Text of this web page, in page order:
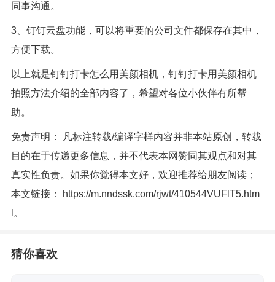
同事沟通。
3、钉钉云盘功能，可以将重要的公司文件都保存在其中，
方便下载。
以上就是钉钉打卡怎么用美颜相机，钉钉打卡用美颜相机
拍照方法介绍的全部内容了，希望对各位小伙伴有所帮
助。
免责声明： 凡标注转载/编译字样内容并非本站原创，转载
目的在于传递更多信息，并不代表本网赞同其观点和对其
真实性负责。如果你觉得本文好，欢迎推荐给朋友阅读；
本文链接：
https://m.nndssk.com/rjwt/410544VUFlT5.htm
。
猜你喜欢